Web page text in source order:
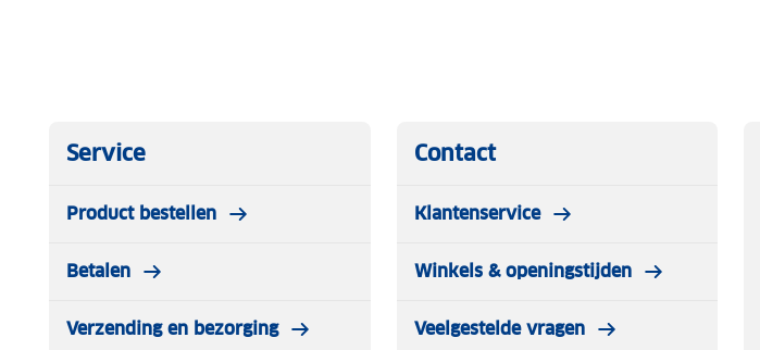
Service
Product bestellen
Betalen
Verzending en bezorging
Contact
Klantenservice
Winkels & openingstijden
Veelgestelde vragen